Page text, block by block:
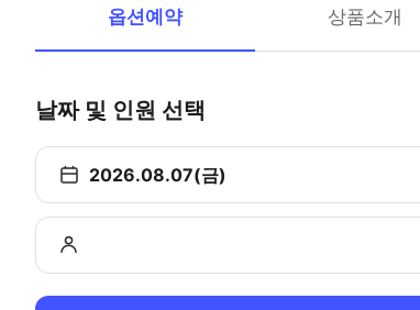
옵션예약 상품소개
날짜 및 인원 선택
2026.08.07(금)